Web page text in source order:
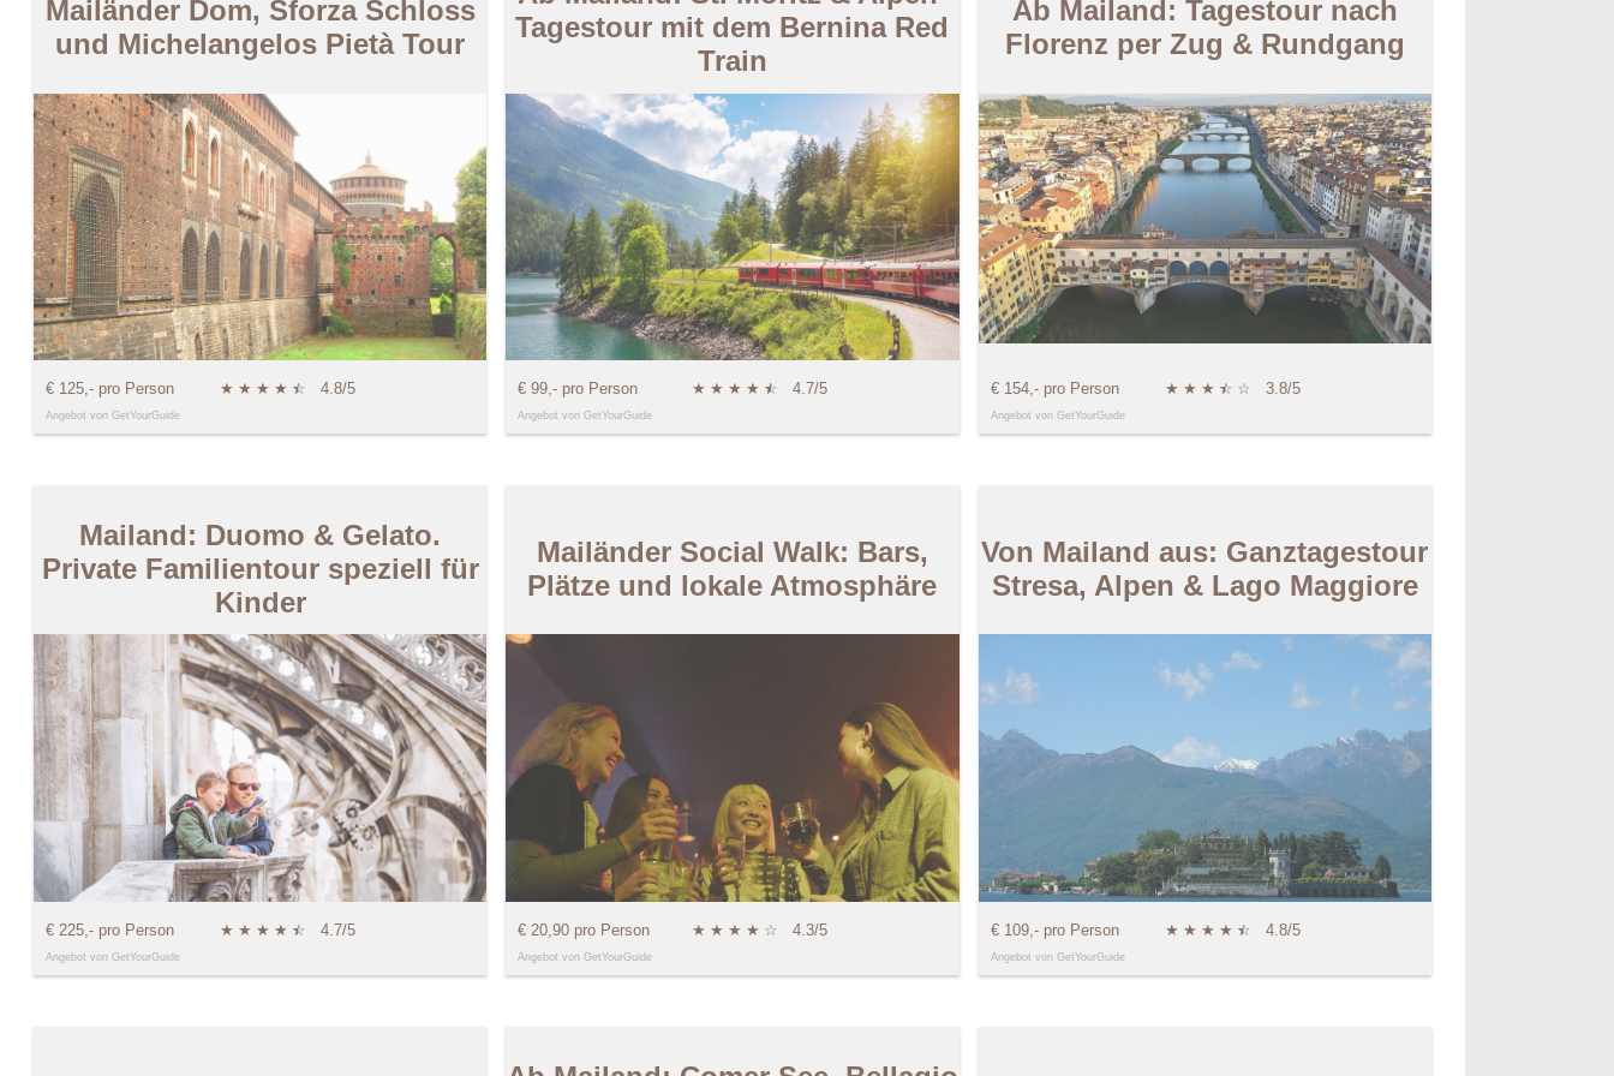
Mailänder Dom, Sforza Schloss
und Michelangelos Pietà Tour
€ 125,- pro Person ★ ★ ★ ★ ★
☆ 4.8/5
Angebot von GetYourGuide
Tagestour mit dem Bernina Red
Train
€ 99,- pro Person ★ ★ ★ ★ ★
☆ 4.7/5
Angebot von GetYourGuide
Ab Mailand: Tagestour nach
Florenz per Zug & Rundgang
€ 154,- pro Person ★ ★ ★ ★
☆ ☆ 3.8/5
Angebot von GetYourGuide
Mailand: Duomo & Gelato.
Private Familientour speziell für
Kinder
€ 225,- pro Person ★ ★ ★ ★ ★
☆ 4.7/5
Angebot von GetYourGuide
Mailänder Social Walk: Bars,
Plätze und lokale Atmosphäre
€ 20,90 pro Person ★ ★ ★ ★ ☆ 4.3/5
Angebot von GetYourGuide
Von Mailand aus: Ganztagestour
Stresa, Alpen & Lago Maggiore
€ 109,- pro Person ★ ★ ★ ★ ★
☆ 4.8/5
Angebot von GetYourGuide